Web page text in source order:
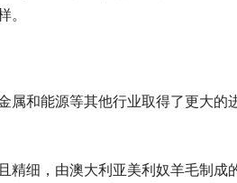
属和能源等其他行业取得了更大的
精细，由澳大利亚美利奴羊毛制成